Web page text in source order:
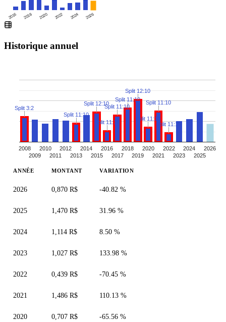
2016 2018 2020 2022 2024 2026
Historique annuel
2008
2009
2010
2011
2012
2013
2014
2015
2016
2017
2018
2019
2020
2021
2022
2023
2024
2025
2026
Split 3:2
Split 11:10
Split 12:10
Split 11:10
Split 11:10
Split 11:10
Split 12:10
Split 11:10
Split 11:10
Split 11:10
ANNÉE MONTANT VARIATION
2026 0,870 R$ -40.82 %
2025 1,470 R$ 31.96 %
2024 1,114 R$ 8.50 %
2023 1,027 R$ 133.98 %
2022 0,439 R$ -70.45 %
2021 1,486 R$ 110.13 %
2020 0,707 R$ -65.56 %